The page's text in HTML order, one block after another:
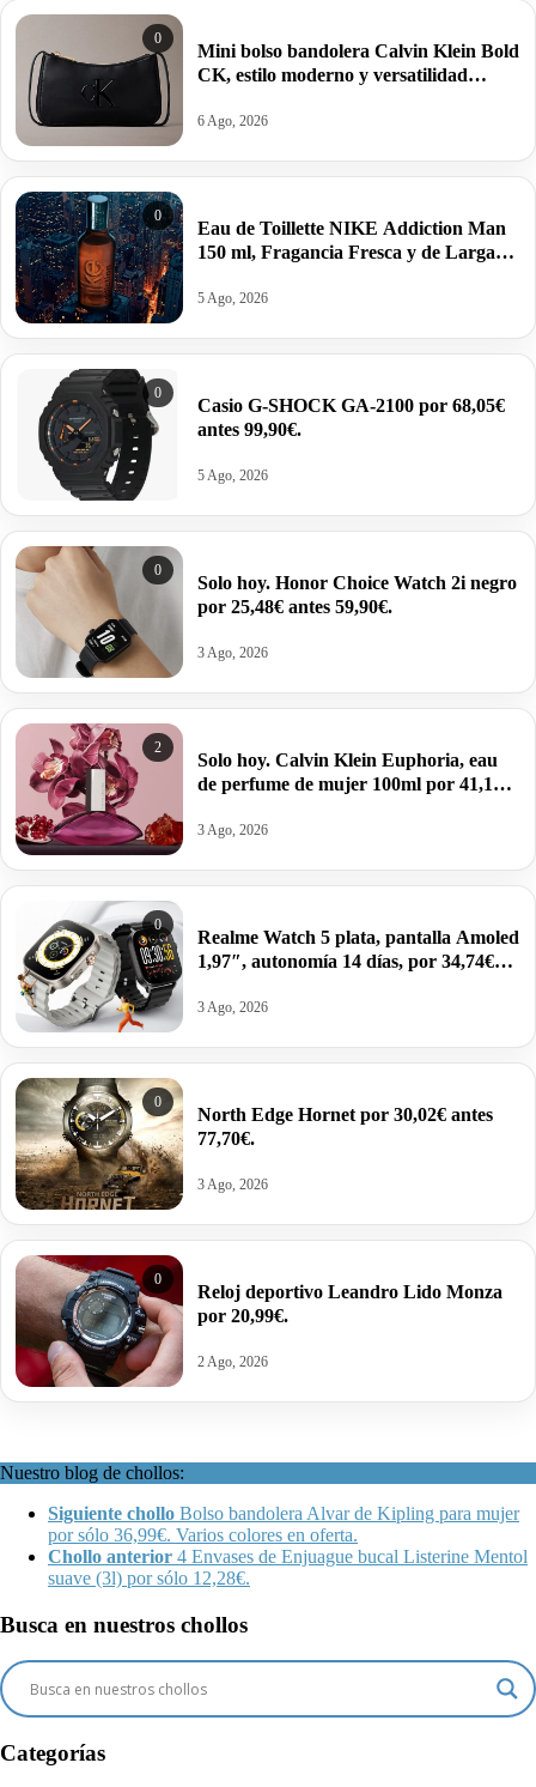
0
Mini bolso bandolera Calvin Klein Bold
CK, estilo moderno y versatilidad
6 Ago, 2026
0
Eau de Toillette NIKE Addiction Man
150 ml, Fragancia Fresca y de Larga
5 Ago, 2026
0
Casio G-SHOCK GA-2100 por 68,05€
antes 99,90€.
5 Ago, 2026
0
Solo hoy. Honor Choice Watch 2i negro
por 25,48€ antes 59,90€.
3 Ago, 2026
2
Solo hoy. Calvin Klein Euphoria, eau
de perfume de mujer 100ml por 41,12€
3 Ago, 2026
0
Realme Watch 5 plata, pantalla Amoled
1,97″, autonomía 14 días, por 34,74€
3 Ago, 2026
0
North Edge Hornet por 30,02€ antes
77,70€.
3 Ago, 2026
0
Reloj deportivo Leandro Lido Monza
por 20,99€.
2 Ago, 2026
Nuestro blog de chollos:
Siguiente chollo Bolso bandolera Alvar de Kipling para mujer
por sólo 36,99€. Varios colores en oferta.
Chollo anterior 4 Envases de Enjuague bucal Listerine Mentol
suave (3l) por sólo 12,28€.
Busca en nuestros chollos
Categorías